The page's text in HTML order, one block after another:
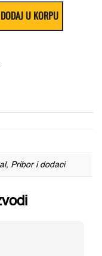
DODAJ U KORPU
Pribor i dodaci